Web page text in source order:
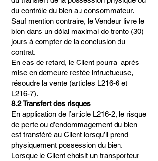
du contrôle du bien au consommateur.
Sauf mention contraire, le Vendeur livre le
bien dans un délai maximal de trente (30)
jours à compter de la conclusion du
contrat.
En cas de retard, le Client pourra, après
mise en demeure restée infructueuse,
résoudre la vente (articles L216-6 et
L216-7).
8.2 Transfert des risques
En application de l’article L216-2, le risque
de perte ou d’endommagement du bien
est transféré au Client lorsqu’il prend
physiquement possession du bien.
Lorsque le Client choisit un transporteur